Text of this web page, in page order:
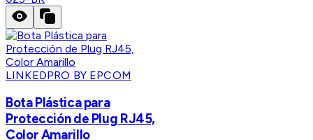
LINKEDPRO BY EPCOM
Bota Plástica para
Protección de Plug RJ45,
Color Amarillo